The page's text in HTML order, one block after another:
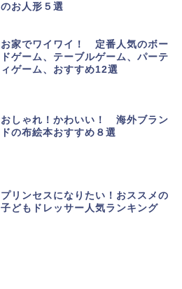
のお人形５選
お家でワイワイ！ 定番人気のボー
ドゲーム、テーブルゲーム、パーテ
ィゲーム、おすすめ12選
おしゃれ！かわいい！ 海外ブラン
ドの布絵本おすすめ８選
プリンセスになりたい！おススメの
子どもドレッサー人気ランキング